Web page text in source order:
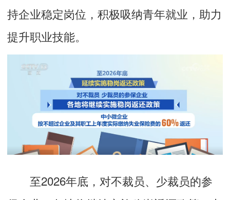
持企业稳定岗位，积极吸纳青年就业，助力
提升职业技能。
至2026年底，对不裁员、少裁员的参